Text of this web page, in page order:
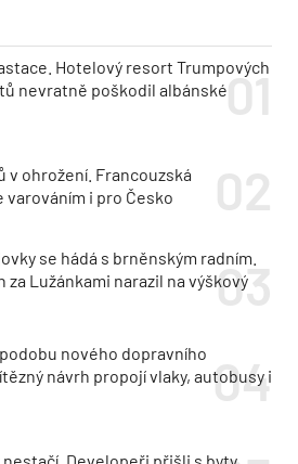
Hotelový resort Trumpových
nevratně poškodil albánské
v ohrožení. Francouzská
varováním i pro Česko
se hádá s brněnským radním.
za Lužánkami narazil na výškový
nového dopravního
návrh propojí vlaky, autobusy i